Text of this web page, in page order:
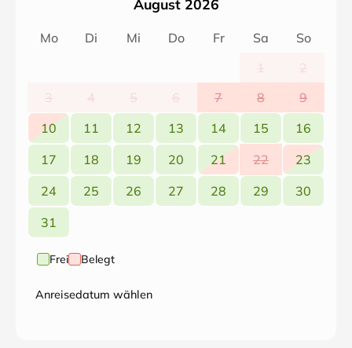
August 2026
Mo Di Mi Do Fr Sa
So
1
2
3
4 5 6 7 8
9
10
11 12 13 14 15
16
17
18 19 20 21 22
23
24
25 26 27 28 29
30
31
Frei Belegt
Anreisedatum wählen